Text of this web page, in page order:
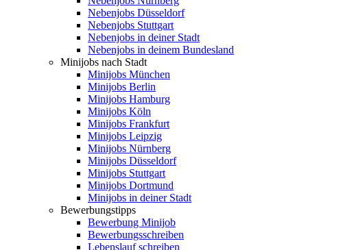
Nebenjobs Düsseldorf
Nebenjobs Stuttgart
Nebenjobs in deiner Stadt
Nebenjobs in deinem Bundesland
Minijobs nach Stadt
Minijobs München
Minijobs Berlin
Minijobs Hamburg
Minijobs Köln
Minijobs Frankfurt
Minijobs Leipzig
Minijobs Nürnberg
Minijobs Düsseldorf
Minijobs Stuttgart
Minijobs Dortmund
Minijobs in deiner Stadt
Bewerbungstipps
Bewerbung Minijob
Bewerbungsschreiben
Lebenslauf schreiben